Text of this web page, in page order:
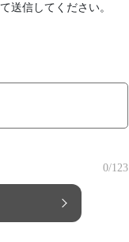
送信してください。
0/123